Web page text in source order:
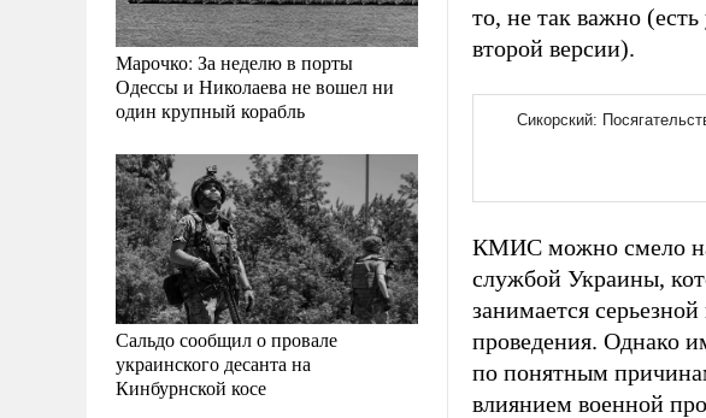
Марочко: За неделю в порты
Одессы и Николаева не вошел ни
один крупный корабль
Сальдо сообщил о провале
украинского десанта на
Кинбурнской косе
то, не так важно
второй версии).
КМИС можно смело
службой Украины,
занимается
проведения. Однако
по понятным
влиянием военной